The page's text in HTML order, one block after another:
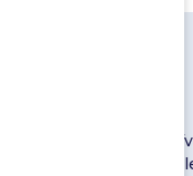
preprocessors sa
(requestov)